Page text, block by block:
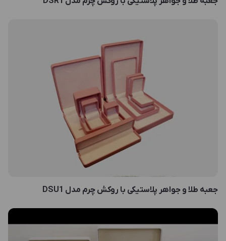
جعبه طلا و جواهر پلاستیکی با روکش چرم مدل DSU1